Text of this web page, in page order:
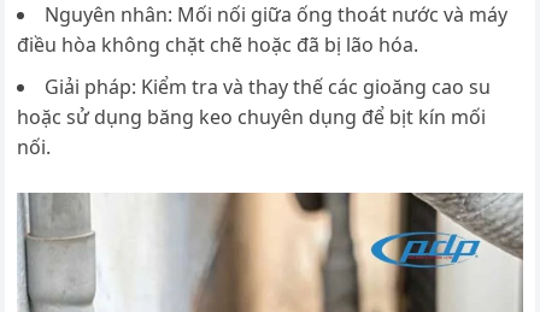
Nguyên nhân: Mối nối giữa ống thoát nước và máy
điều hòa không chặt chẽ hoặc đã bị lão hóa.
Giải pháp: Kiểm tra và thay thế các gioăng cao su
hoặc sử dụng băng keo chuyên dụng để bịt kín mối
nối.